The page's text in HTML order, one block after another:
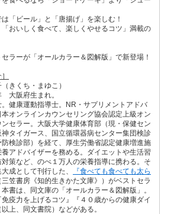
「ビール」と「唐揚げ」を楽しむ！
おいしく食べて、楽しくやせるコツ」満載の
ラーが「オールカラー＆図解版」で新登場！
きくち・まゆこ）
大阪府生まれ。
健康運動指導士。NR・サプリメントアドバ
本オンラインカウンセリング協会認定上級オン
ンセラー。大阪大学健康体育部（現・保健セン
神タイガース、国立循環器病センター集団検診
検診部）を経て、厚生労働省認定健康増進施
アドバイザーを務める。ダイエットや生活習
策など、のべ１万人の栄養指導に携わる。そ
成として刊行した、
『食べても食べても太ら
三笠書房《知的生きかた文庫》）がベストセラ
書は、同文庫の「オールカラー＆図解版」。
疫力を上げるコツ』『４０歳からの健康ダイ
上、同文書院）などがある。